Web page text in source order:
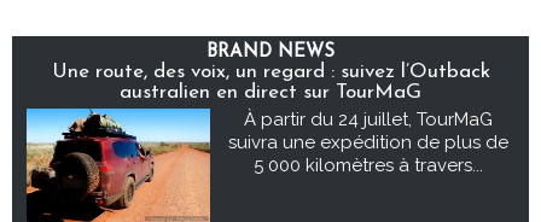
BRAND NEWS
Une route, des voix, un regard : suivez l’Outback
australien en direct sur TourMaG
À partir du 24 juillet, TourMaG
suivra une expédition de plus de
5 000 kilomètres à travers...